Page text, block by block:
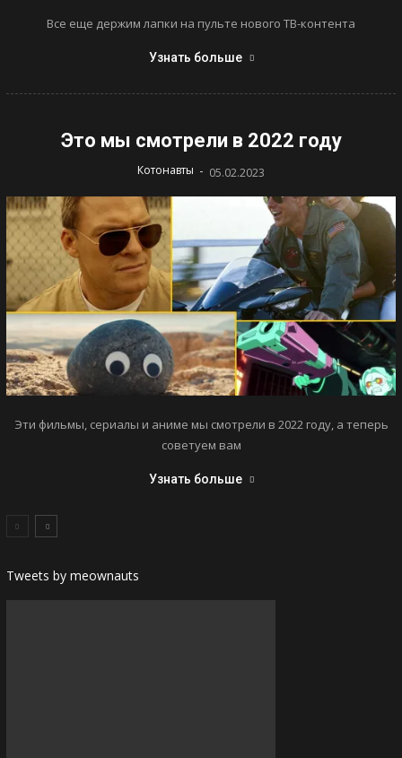
Все еще держим лапки на пульте нового ТВ-контента
Узнать больше
Это мы смотрели в 2022 году
Котонавты - 05.02.2023
Эти фильмы, сериалы и аниме мы смотрели в 2022 году, а теперь
советуем вам
Узнать больше
Tweets by meownauts